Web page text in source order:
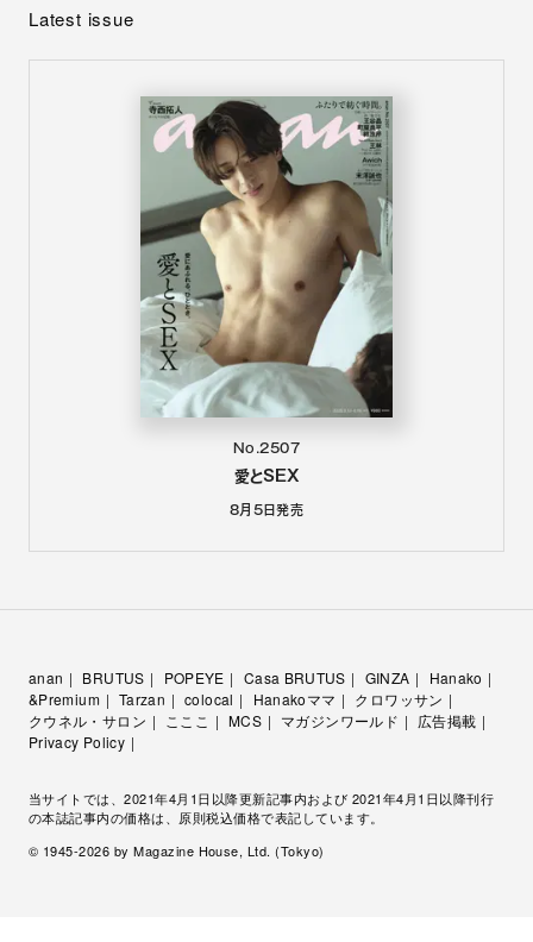
Latest issue
No.2507
愛とSEX
8月5日発売
anan BRUTUS POPEYE Casa BRUTUS GINZA
Hanako
&Premium
Tarzan colocal Hanakoママ
クロワッサン
クウネル・サロン
こここ MCS マガジンワールド
広告掲載
Privacy Policy
当サイトでは、2021年4月1日以降更新記事内および 2021年4月1日以降刊行
の本誌記事内の価格は、原則税込価格で表記しています。
© 1945-2026 by Magazine House, Ltd. (Tokyo)